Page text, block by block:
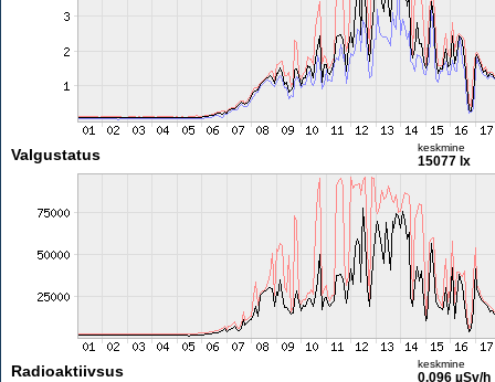
Valgustatus keskmine
15077 lx
Radioaktiivsus keskmine
0.096 µSv/h